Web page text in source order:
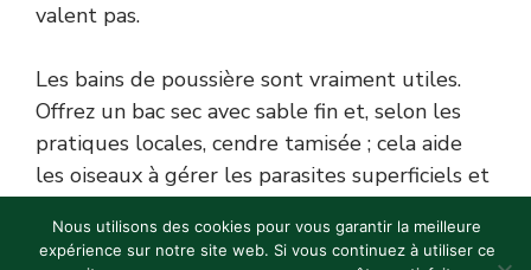
valent pas.
Les bains de poussière sont vraiment utiles.
Offrez un bac sec avec sable fin et, selon les
pratiques locales, cendre tamisée ; cela aide
les oiseaux à gérer les parasites superficiels et
et répulsifs, prudence : certaines sont toxiques
Nous utilisons des cookies pour vous garantir la meilleure
expérience sur notre site web. Si vous continuez à utiliser ce